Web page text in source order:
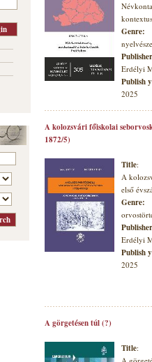
Genre:
Erdélyi
Publish
2025
A kolozsvári főiskolai
1872/5)
Title:
A
első
Genre:
Erdélyi
Publish
2025
A görgetésen túl (?)
Title: